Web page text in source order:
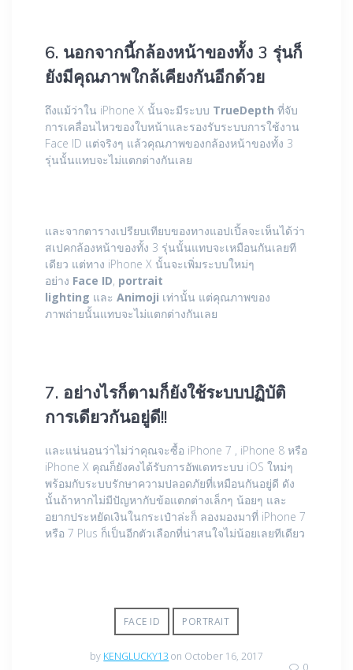
6. นอกจากนี้กล้องหน้าของทั้ง 3 รุ่นก็
ยังมีคุณภาพใกล้เคียงกันอีกด้วย
ถึงแม้ว่าใน iPhone X นั้นจะมีระบบ TrueDepth ที่จับ
การเคลื่อนไหวของใบหน้าและรองรับระบบการใช้งาน
Face ID แต่จริงๆ แล้วคุณภาพของกล้องหน้าของทั้ง 3
รุ่นนั้นแทบจะไม่แตกต่างกันเลย
และจากตารางเปรียบเทียบของทางแอปเปิ้ลจะเห็นได้ว่า
สเปคกล้องหน้าของทั้ง 3 รุ่นนั้นแทบจะเหมือนกันเลยที
เดียว แต่ทาง iPhone X นั้นจะเพิ่มระบบใหม่ๆ
อย่าง Face ID, portrait
lighting และ Animoji เท่านั้น แต่คุณภาพของ
ภาพถ่ายนั้นแทบจะไม่แตกต่างกันเลย
7. อย่างไรก็ตามก็ยังใช้ระบบปฏิบัติ
การเดียวกันอยู่ดี!!
และแน่นอนว่าไม่ว่าคุณจะซื้อ iPhone 7 , iPhone 8 หรือ
iPhone X คุณก็ยังคงได้รับการอัพเดทระบบ iOS ใหม่ๆ
พร้อมกับระบบรักษาความปลอดภัยที่เหมือนกันอยู่ดี ดัง
นั้นถ้าหากไม่มีปัญหากับข้อแตกต่างเล็กๆ น้อยๆ และ
อยากประหยัดเงินในกระเป๋าล่ะก็ ลองมองมาที่ iPhone 7
หรือ 7 Plus ก็เป็นอีกตัวเลือกที่น่าสนใจไม่น้อยเลยทีเดียว
FACE ID PORTRAIT
by KENGLUCKY13 on October 16, 2017